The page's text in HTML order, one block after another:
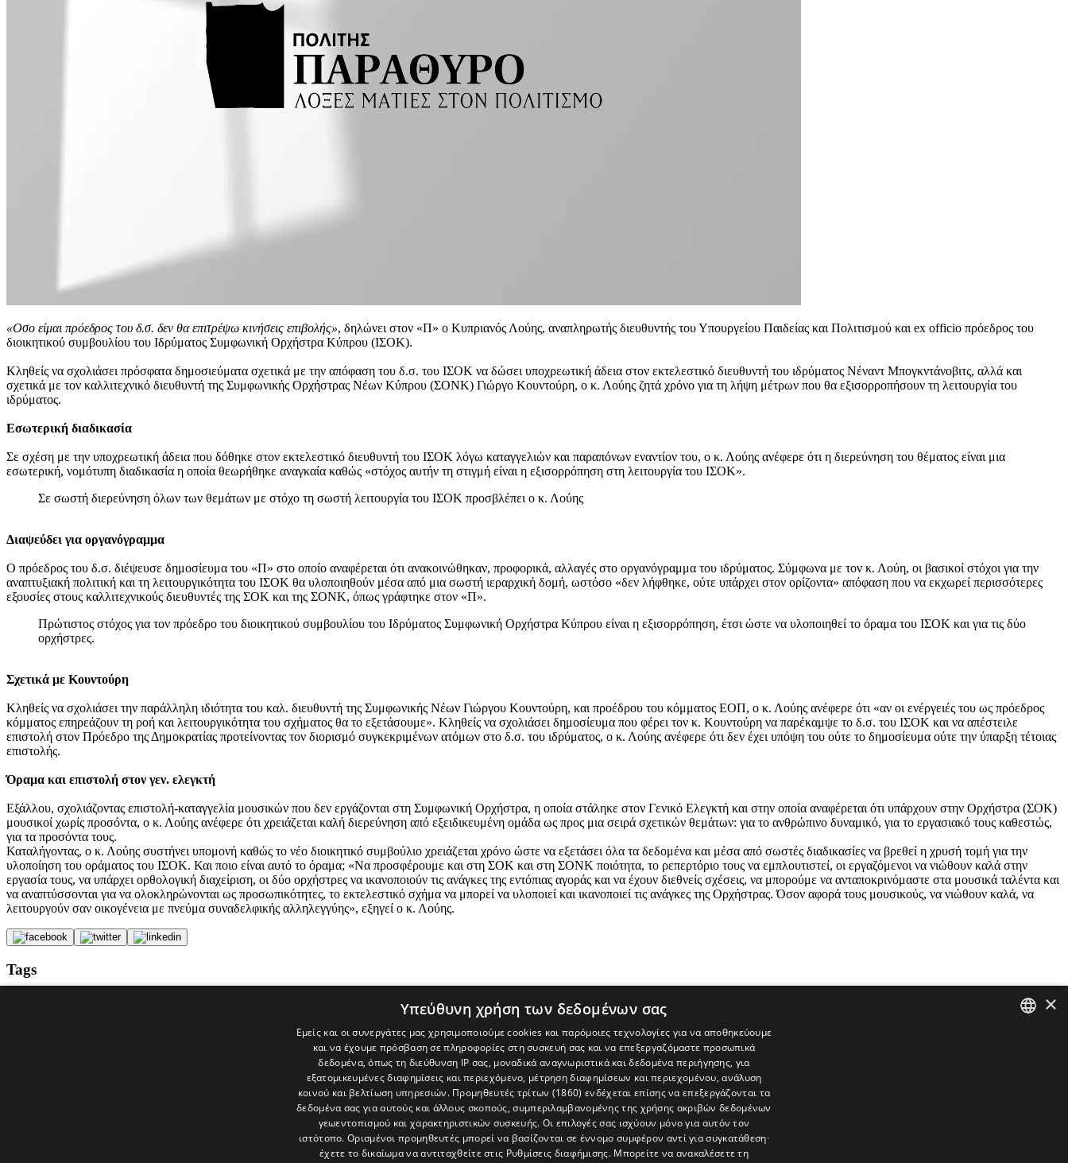
«Οσο είμαι πρόεδρος του δ.σ. δεν θα επιτρέψω κινήσεις επιβολής», δηλώνει στον «Π» ο Κυπριανός Λούης, αναπληρωτής διευθυντής του Υπουργείου Παιδείας και Πολιτισμού και ex officio πρόεδρος του
διοικητικού συμβουλίου του Ιδρύματος Συμφωνική Ορχήστρα Κύπρου (ΙΣΟΚ).
Κληθείς να σχολιάσει πρόσφατα δημοσιεύματα σχετικά με την απόφαση του δ.σ. του ΙΣΟΚ να δώσει υποχρεωτική άδεια στον εκτελεστικό διευθυντή του ιδρύματος Νέναντ Μπογκντάνοβιτς, αλλά και
σχετικά με τον καλλιτεχνικό διευθυντή της Συμφωνικής Ορχήστρας Νέων Κύπρου (ΣΟΝΚ) Γιώργο Κουντούρη, ο κ. Λούης ζητά χρόνο για τη λήψη μέτρων που θα εξισορροπήσουν τη λειτουργία του
ιδρύματος.
Εσωτερική διαδικασία
Σε σχέση με την υποχρεωτική άδεια που δόθηκε στον εκτελεστικό διευθυντή του ΙΣΟΚ λόγω καταγγελιών και παραπόνων εναντίον του, ο κ. Λούης ανέφερε ότι η διερεύνηση του θέματος είναι μια
εσωτερική, νομότυπη διαδικασία η οποία θεωρήθηκε αναγκαία καθώς «στόχος αυτήν τη στιγμή είναι η εξισορρόπηση στη λειτουργία του ΙΣΟΚ».
Σε σωστή διερεύνηση όλων των θεμάτων με στόχο τη σωστή λειτουργία του ΙΣΟΚ προσβλέπει ο κ. Λούης
Διαψεύδει για οργανόγραμμα
Ο πρόεδρος του δ.σ. διέψευσε δημοσίευμα του «Π» στο οποίο αναφέρεται ότι ανακοινώθηκαν, προφορικά, αλλαγές στο οργανόγραμμα του ιδρύματος. Σύμφωνα με τον κ. Λούη, οι βασικοί στόχοι για την
αναπτυξιακή πολιτική και τη λειτουργικότητα του ΙΣΟΚ θα υλοποιηθούν μέσα από μια σωστή ιεραρχική δομή, ωστόσο «δεν λήφθηκε, ούτε υπάρχει στον ορίζοντα» απόφαση που να εκχωρεί περισσότερες
εξουσίες στους καλλιτεχνικούς διευθυντές της ΣΟΚ και της ΣΟΝΚ, όπως γράφτηκε στον «Π».
Πρώτιστος στόχος για τον πρόεδρο του διοικητικού συμβουλίου του Ιδρύματος Συμφωνική Ορχήστρα Κύπρου είναι η εξισορρόπηση, έτσι ώστε να υλοποιηθεί το όραμα του ΙΣΟΚ και για τις δύο
ορχήστρες.
Σχετικά με Κουντούρη
Κληθείς να σχολιάσει την παράλληλη ιδιότητα του καλ. διευθυντή της Συμφωνικής Νέων Γιώργου Κουντούρη, και προέδρου του κόμματος ΕΟΠ, ο κ. Λούης ανέφερε ότι «αν οι ενέργειές του ως πρόεδρος
κόμματος επηρεάζουν τη ροή και λειτουργικότητα του σχήματος θα το εξετάσουμε». Κληθείς να σχολιάσει δημοσίευμα που φέρει τον κ. Κουντούρη να παρέκαμψε το δ.σ. του ΙΣΟΚ και να απέστειλε
επιστολή στον Πρόεδρο της Δημοκρατίας προτείνοντας τον διορισμό συγκεκριμένων ατόμων στο δ.σ. του ιδρύματος, ο κ. Λούης ανέφερε ότι δεν έχει υπόψη του ούτε το δημοσίευμα ούτε την ύπαρξη τέτοιας
επιστολής.
Όραμα και επιστολή στον γεν. ελεγκτή
Εξάλλου, σχολιάζοντας επιστολή-καταγγελία μουσικών που δεν εργάζονται στη Συμφωνική Ορχήστρα, η οποία στάληκε στον Γενικό Ελεγκτή και στην οποία αναφέρεται ότι υπάρχουν στην Ορχήστρα (ΣΟΚ)
μουσικοί χωρίς προσόντα, ο κ. Λούης ανέφερε ότι χρειάζεται καλή διερεύνηση από εξειδικευμένη ομάδα ως προς μια σειρά σχετικών θεμάτων: για το ανθρώπινο δυναμικό, για το εργασιακό τους καθεστώς,
για τα προσόντα τους.
Καταλήγοντας, ο κ. Λούης συστήνει υπομονή καθώς το νέο διοικητικό συμβούλιο χρειάζεται χρόνο ώστε να εξετάσει όλα τα δεδομένα και μέσα από σωστές διαδικασίες να βρεθεί η χρυσή τομή για την
υλοποίηση του οράματος του ΙΣΟΚ. Και ποιο είναι αυτό το όραμα; «Να προσφέρουμε και στη ΣΟΚ και στη ΣΟΝΚ ποιότητα, το ρεπερτόριο τους να εμπλουτιστεί, οι εργαζόμενοι να νιώθουν καλά στην
εργασία τους, να υπάρχει ορθολογική διαχείριση, οι δύο ορχήστρες να ικανοποιούν τις ανάγκες της εντόπιας αγοράς και να έχουν διεθνείς σχέσεις, να μπορούμε να ανταποκρινόμαστε στα μουσικά ταλέντα και
να αναπτύσσονται για να ολοκληρώνονται ως προσωπικότητες, το εκτελεστικό σχήμα να μπορεί να υλοποιεί και ικανοποιεί τις ανάγκες της Ορχήστρας. Όσον αφορά τους μουσικούς, να νιώθουν καλά, να
λειτουργούν σαν οικογένεια με πνεύμα συναδελφικής αλληλεγγύης», εξηγεί ο κ. Λούης.
Tags
×
Υπεύθυνη χρήση των δεδομένων σας
Εμείς και οι συνεργάτες μας χρησιμοποιούμε cookies και παρόμοιες τεχνολογίες για να αποθηκεύουμε
και να έχουμε πρόσβαση σε πληροφορίες στη συσκευή σας και να επεξεργαζόμαστε προσωπικά
δεδομένα, όπως τη διεύθυνση IP σας, μοναδικά αναγνωριστικά και δεδομένα περιήγησης, για
εξατομικευμένες διαφημίσεις και περιεχόμενο, μέτρηση διαφημίσεων και περιεχομένου, ανάλυση
κοινού και βελτίωση υπηρεσιών. Προμηθευτές τρίτων (1860) ενδέχεται επίσης να επεξεργάζονται τα
δεδομένα σας για αυτούς και άλλους σκοπούς, συμπεριλαμβανομένης της χρήσης ακριβών δεδομένων
γεωεντοπισμού και χαρακτηριστικών συσκευής. Οι επιλογές σας ισχύουν μόνο για αυτόν τον
ιστότοπο. Ορισμένοι προμηθευτές μπορεί να βασίζονται σε έννομο συμφέρον αντί για συγκατάθεση·
έχετε το δικαίωμα να αντιταχθείτε στις Ρυθμίσεις διαφήμισης. Μπορείτε να ανακαλέσετε τη